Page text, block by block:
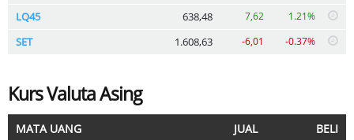
LQ45 638,48 7,62 1.21%
SET 1.608,63 -6,01 -0.37%
Kurs Valuta Asing
MATA UANG JUAL
BELI